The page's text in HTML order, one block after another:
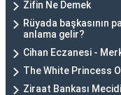
Zifin Ne Demek
Rüyada başkasının
anlama gelir?
Cihan Eczanesi -
The White Princess
Ziraat Bankası